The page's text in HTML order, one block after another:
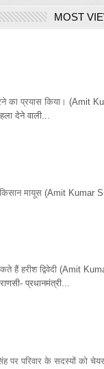
MOST
का प्रयास किया। (Amit
देने वाली...
मायूस (Amit Kumar
हैं हरीश द्विवेदी (Amit
प्रधानमंत्री...
पर परिवार के सदस्यों को